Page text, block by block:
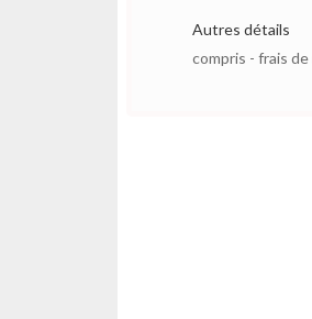
Autres détails
compris - frais